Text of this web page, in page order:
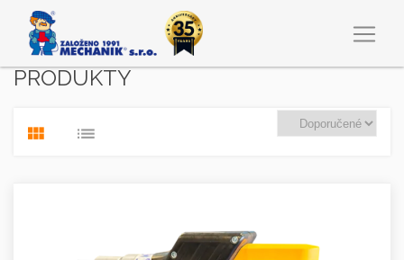
PRODUKTY